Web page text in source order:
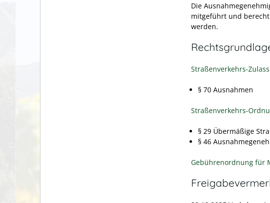
Die
mitgeführt und
werden.
Straßenverkehrs-
§ 70 Ausnahmen
Straßenverkehrs-
§ 29 Übermäßige
§ 46
Gebührenordnung für